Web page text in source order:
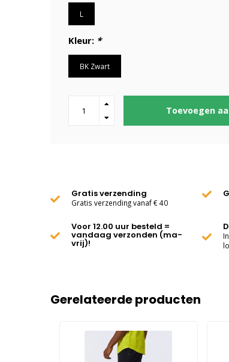
L
Kleur: *
BK Zwart
Toevoegen
Gratis verzending
Gratis verzending vanaf € 40
Voor 12.00 uur besteld =
vandaag verzonden (ma-
vrij)!
Gerelateerde producten